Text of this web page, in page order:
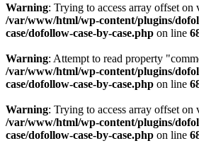
Warning: Trying to access array offset
/var/www/html/wp-content/plugins/
case/dofollow-case-by-case.php on line
Warning: Attempt to read property
/var/www/html/wp-content/plugins/
case/dofollow-case-by-case.php on line
Warning: Trying to access array offset
/var/www/html/wp-content/plugins/
case/dofollow-case-by-case.php on line